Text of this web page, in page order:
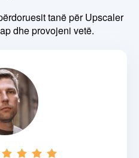
tanë për Upscaler
dhe provojeni vetë.